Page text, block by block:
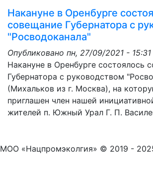
Накануне в Оренбурге
совещание Губернатора с
"Росводоканала"
Опубликовано пн, 27/09/2021 - 15:31
Накануне в Оренбурге состоялось
Губернатора с руководством
(Михальков из г. Москва), на
приглашен член нашей
жителей п. Южный Урал Г. П.
МОО «Нацпромэколгия» © 2019 -